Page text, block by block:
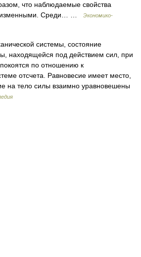
что наблюдаемые свойства
Среди… …
Экономико-
системы, состояние
находящейся под действием сил, при
по отношению к
отсчета. Равновесие имеет место,
на тело силы взаимно уравновешены